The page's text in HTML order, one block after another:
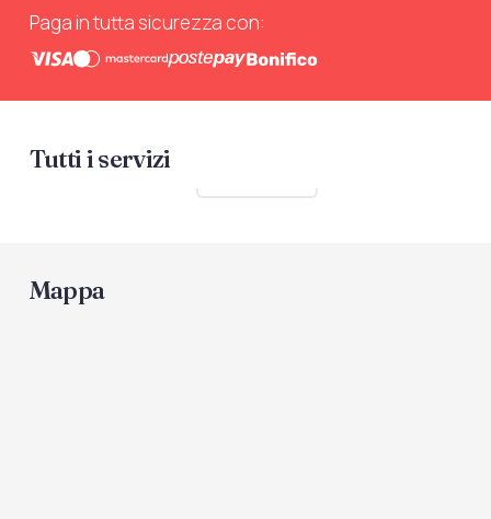
Paga in tutta sicurezza con:
Tutti i servizi
Mappa